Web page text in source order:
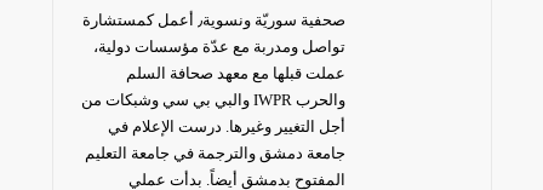
صحفية سوريّة ونسوية٫ أعمل كمستشارة
تواصل ومدربة مع عدّة مؤسسات دولية،
عملت قبلها مع معهد صحافة السلم
والحرب IWPR والبي بي سي وشبكات من
أجل التغيير وغيرها. درست الإعلام في
جامعة دمشق والترجمة في جامعة التعليم
المفتوح بدمشق أيضاً. بدأت عملي